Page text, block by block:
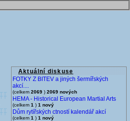
Aktuální diskuse
FOTKY Z BITEV a jiných šermířských
akcí....
(celkem 2069 ) 2069 nových
HEMA - Historical European Martial Arts
(celkem 1 ) 1 nový
Dům rytířských ctností kalendář akcí
(celkem 1 ) 1 nový